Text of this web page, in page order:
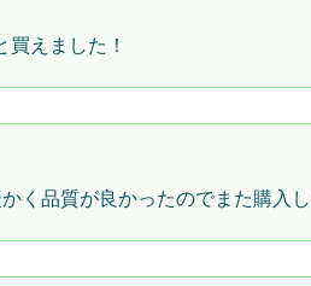
えました！
く品質が良かったのでまた購入し